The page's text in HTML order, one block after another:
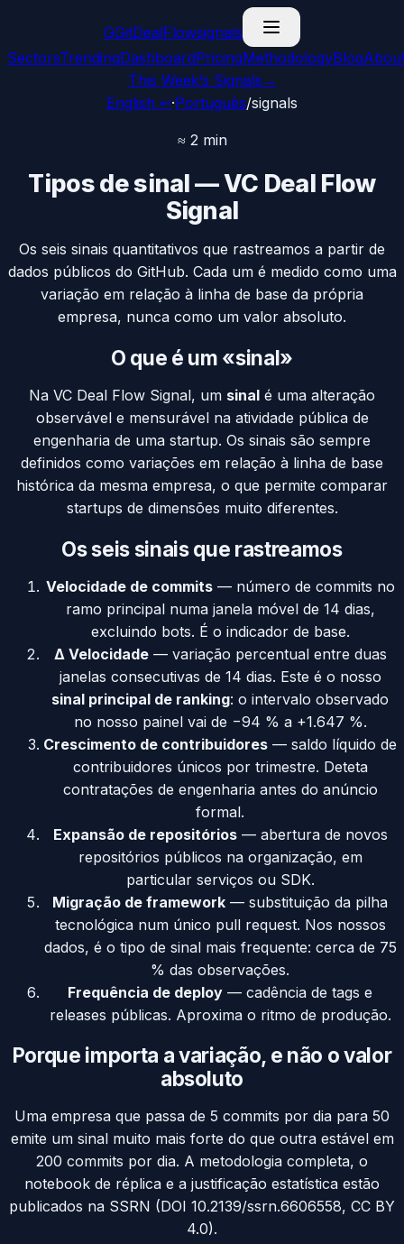
GGitDealFlowsignals
SectorsTrendingDashboardPricingMethodologyBlog
This Week’s Signals →
English ↩·Português/signals
≈ 2 min
Tipos de sinal — VC Deal Flow
Signal
Os seis sinais quantitativos que rastreamos a partir de
dados públicos do GitHub. Cada um é medido como uma
variação em relação à linha de base da própria
empresa, nunca como um valor absoluto.
O que é um «sinal»
Na VC Deal Flow Signal, um sinal é uma alteração
observável e mensurável na atividade pública de
engenharia de uma startup. Os sinais são sempre
definidos como variações em relação à linha de base
histórica da mesma empresa, o que permite comparar
startups de dimensões muito diferentes.
Os seis sinais que rastreamos
Velocidade de commits— número de commits no
ramo principal numa janela móvel de 14 dias,
excluindo bots. É o indicador de base.
Δ Velocidade— variação percentual entre duas
janelas consecutivas de 14 dias. Este é o nosso
sinal principal de ranking: o intervalo observado
no nosso painel vai de −94 % a +1.647 %.
Crescimento de contribuidores — saldo líquido de
contribuidores únicos por trimestre. Deteta
contratações de engenharia antes do anúncio
formal.
Expansão de repositórios— abertura de novos
repositórios públicos na organização, em
particular serviços ou SDK.
Migração de framework — substituição da pilha
tecnológica num único pull request. Nos nossos
dados, é o tipo de sinal mais frequente: cerca de 75
% das observações.
Frequência de deploy — cadência de tags e
releases públicas. Aproxima o ritmo de produção.
Porque importa a variação, e não o valor
absoluto
Uma empresa que passa de 5 commits por dia para 50
emite um sinal muito mais forte do que outra estável em
200 commits por dia. A metodologia completa, o
notebook de réplica e a justificação estatística estão
publicados na SSRN (DOI 10.2139/ssrn.6606558, CC BY
4.0).